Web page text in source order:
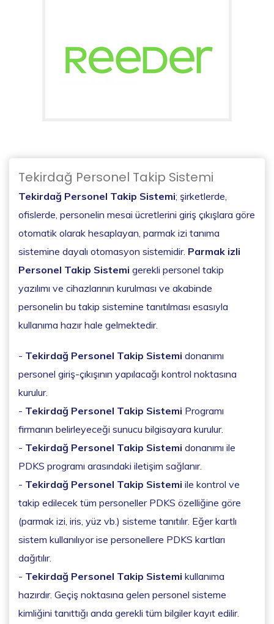
Tekirdağ Personel Takip Sistemi
Tekirdağ Personel Takip Sistemi; şirketlerde,
ofislerde, personelin mesai ücretlerini giriş çıkışlara göre
otomatik olarak hesaplayan, parmak izi tanıma
sistemine dayalı otomasyon sistemidir. Parmak izli
Personel Takip Sistemi gerekli personel takip
yazılımı ve cihazlarının kurulması ve akabinde
personelin bu takip sistemine tanıtılması esasıyla
kullanıma hazır hale gelmektedir.
- Tekirdağ Personel Takip Sistemi donanımı
personel giriş-çıkışının yapılacağı kontrol noktasına
kurulur.
- Tekirdağ Personel Takip Sistemi Programı
firmanın belirleyeceği sunucu bilgisayara kurulur.
- Tekirdağ Personel Takip Sistemi donanımı ile
PDKS programı arasındaki iletişim sağlanır.
- Tekirdağ Personel Takip Sistemi ile kontrol ve
takip edilecek tüm personeller PDKS özelliğine göre
(parmak izi, iris, yüz vb.) sisteme tanıtılır. Eğer kartlı
sistem kullanılıyor ise personellere PDKS kartları
dağıtılır.
- Tekirdağ Personel Takip Sistemi kullanıma
hazırdır. Geçiş noktasına gelen personel sisteme
kimliğini tanıttığı anda gerekli tüm bilgiler kayıt edilir.